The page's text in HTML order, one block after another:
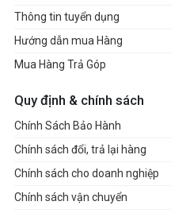
Thông tin tuyển dụng
Hướng dẫn mua Hàng
Mua Hàng Trả Góp
Quy định & chính sách
Chính Sách Bảo Hành
Chính sách đổi, trả lại hàng
Chính sách cho doanh nghiệp
Chính sách vận chuyển